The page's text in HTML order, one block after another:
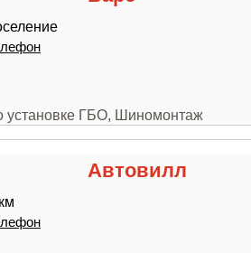
установке ГБО, Шиномонтаж
Автовилл